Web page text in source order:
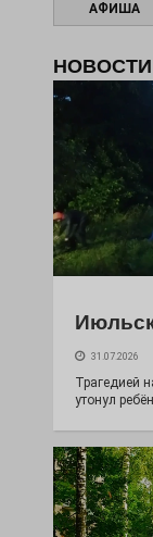
АФИША
НОВОСТИ
31.07.2026
Трагедией
утонул